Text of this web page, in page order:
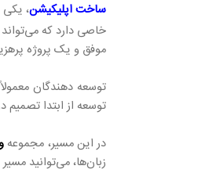
ساخت اپلیکیشن، یکی
خاصی دارد که
موفق و یک پروژه
توسعه از ابتدا تصمیم
در این مسیر، مجموعه
زبان‌ها، می‌توانید